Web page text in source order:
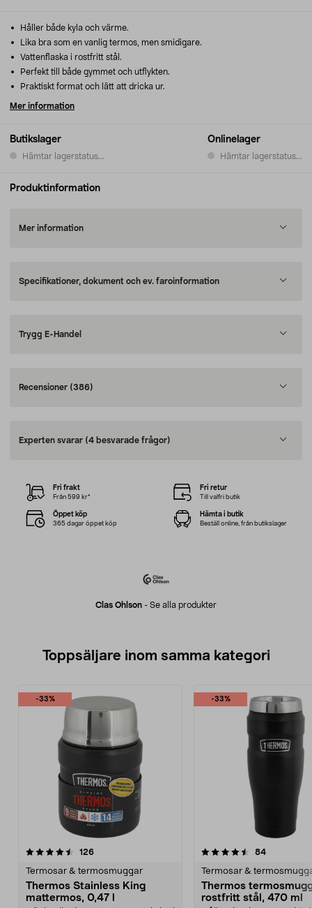
Butikslager
Hämtar lagerstatus...
Onlinelager
Hämtar lagerstatus...
Håller både kyla och värme.
Lika bra som en vanlig termos, men smidigare.
Vattenflaska i rostfritt stål.
Perfekt till både gymmet och utflykten.
Praktiskt format och lätt att dricka ur.
Mer information
Produktinformation
Mer information
Specifikationer, dokument och ev. faroinformation
Trygg E-Handel
Recensioner (386)
Experten svarar (4 besvarade frågor)
Clas Ohlson - Se alla produkter
Fri frakt
Från 599 kr*
Fri retur
Till valfri butik
Öppet köp
365 dagar öppet köp
Hämta i butik
Beställ online, från butikslager
Toppsäljare inom samma kategori
-33%
126recensioner
Termosar & termosmuggar
Thermos Stainless King
mattermos, 0,47 l
-33%
4.5 av 5 stjärnor 84recensioner
Termosar &
Thermos
rostfritt stål, 470 ml
4.5 av 5 stjärnor